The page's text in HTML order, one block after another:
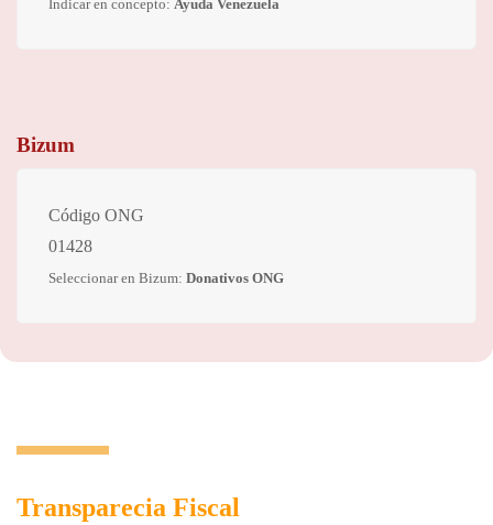
Indicar en concepto: Ayuda Venezuela
Bizum
Código ONG
01428
Seleccionar en Bizum: Donativos ONG
Transparecia Fiscal